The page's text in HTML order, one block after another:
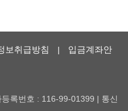
보취급방침 |
입금계좌안
록번호 : 116-99-01399 | 통신